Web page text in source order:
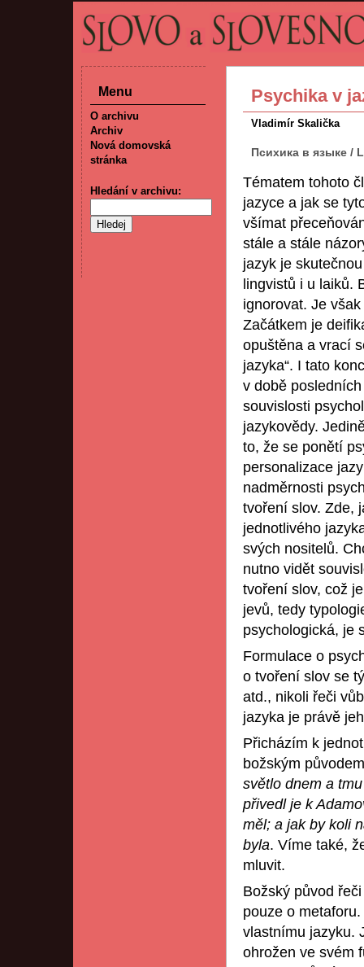
Psychika v
Vladimír Skalička
Психика в языке /
Tématem tohoto
jazyce a jak se
všímat
stále a stále
jazyk je
lingvistů i u laiků.
ignorovat. Je
Začátkem je
opuštěna a vrací
jazyka“. I tato
v době
souvislosti
jazykovědy.
to, že se ponětí
personalizace
nadměrnosti
tvoření slov. Zde,
jednotlivého
svých nositelů.
nutno vidět
tvoření slov, což
jevů, tedy
psychologická, je
Formulace o
o tvoření slov se
atd., nikoli řeči
jazyka je právě
Přicházím k
božským
světlo dnem a
přivedl je k
měl; a jak by koli
byla. Víme také,
mluvit.
Božský původ
pouze o
vlastnímu jazyku.
ohrožen ve svém
Menu
O archivu
Archiv
Nová domovská
stránka
Hledání v archivu: